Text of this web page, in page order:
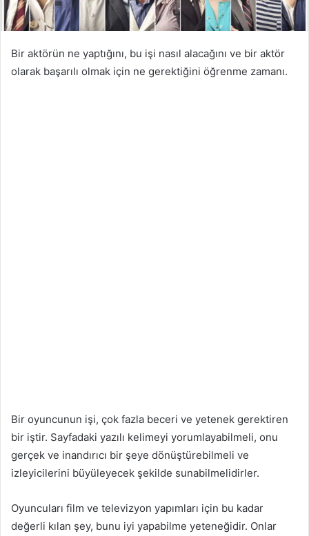
Bir aktörün ne yaptığını, bu işi nasıl alacağını ve bir aktör
olarak başarılı olmak için ne gerektiğini öğrenme zamanı.
Bir oyuncunun işi, çok fazla beceri ve yetenek gerektiren
bir iştir. Sayfadaki yazılı kelimeyi yorumlayabilmeli, onu
gerçek ve inandırıcı bir şeye dönüştürebilmeli ve
izleyicilerini büyüleyecek şekilde sunabilmelidirler.
Oyuncuları film ve televizyon yapımları için bu kadar
değerli kılan şey, bunu iyi yapabilme yeteneğidir. Onlar